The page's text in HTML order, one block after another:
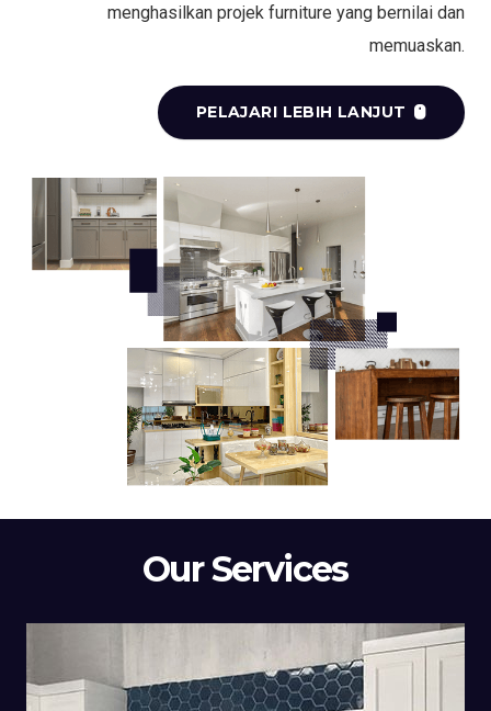
menghasilkan projek furniture yang bernilai dan
memuaskan.
PELAJARI LEBIH LANJUT
Our Services